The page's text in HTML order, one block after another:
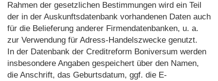
Rahmen der gesetzlichen Bestimmungen wird ein Teil
der in der Auskunftsdatenbank vorhandenen Daten auch
für die Belieferung anderer Firmendatenbanken, u. a.
zur Verwendung für Adress-Handelszwecke genutzt.
In der Datenbank der Creditreform Boniversum werden
insbesondere Angaben gespeichert über den Namen,
die Anschrift, das Geburtsdatum, ggf. die E-